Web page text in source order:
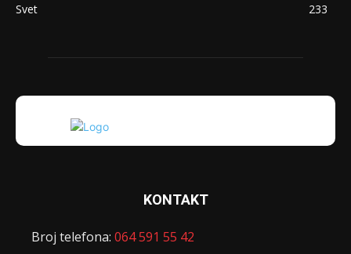
Svet
233
KONTAKT
Broj telefona: 064 591 55 42